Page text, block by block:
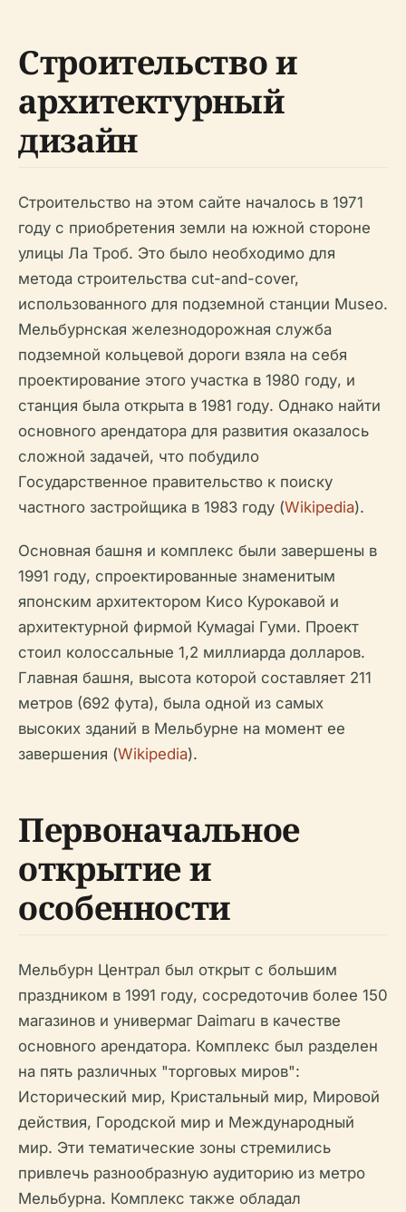
Строительство и
архитектурный
дизайн
Строительство на этом сайте началось в 1971
году с приобретения земли на южной стороне
улицы Ла Троб. Это было необходимо для
метода строительства cut-and-cover,
использованного для подземной станции Museo.
Мельбурнская железнодорожная служба
подземной кольцевой дороги взяла на себя
проектирование этого участка в 1980 году, и
станция была открыта в 1981 году. Однако найти
основного арендатора для развития оказалось
сложной задачей, что побудило
Государственное правительство к поиску
частного застройщика в 1983 году (Wikipedia).
Основная башня и комплекс были завершены в
1991 году, спроектированные знаменитым
японским архитектором Кисо Курокавой и
архитектурной фирмой Кумagai Гуми. Проект
стоил колоссальные 1,2 миллиарда долларов.
Главная башня, высота которой составляет 211
метров (692 фута), была одной из самых
высоких зданий в Мельбурне на момент ее
завершения (Wikipedia).
Первоначальное
открытие и
особенности
Мельбурн Централ был открыт с большим
праздником в 1991 году, сосредоточив более 150
магазинов и универмаг Daimaru в качестве
основного арендатора. Комплекс был разделен
на пять различных "торговых миров":
Исторический мир, Кристальный мир, Мировой
действия, Городской мир и Международный
мир. Эти тематические зоны стремились
привлечь разнообразную аудиторию из метро
Мельбурна. Комплекс также обладал